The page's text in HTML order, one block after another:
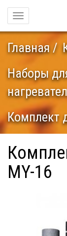
Навигация
Главная
Наборы
Комплект
MY-16